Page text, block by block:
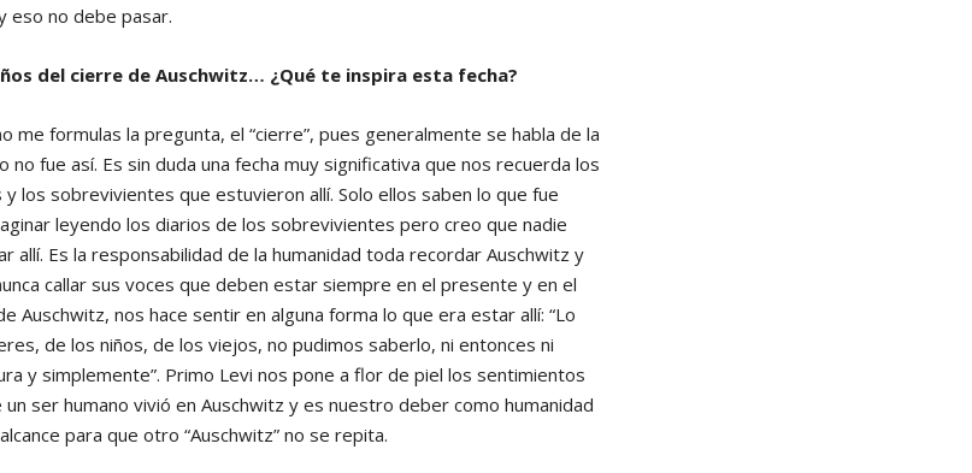
eso no debe pasar.
del cierre de Auschwitz… ¿Qué te inspira esta fecha?
me formulas la pregunta, el “cierre”, pues generalmente se habla de la
fue así. Es sin duda una fecha muy significativa que nos recuerda los
los sobrevivientes que estuvieron allí. Solo ellos saben lo que fue
leyendo los diarios de los sobrevivientes pero creo que nadie
allí. Es la responsabilidad de la humanidad toda recordar Auschwitz y
callar sus voces que deben estar siempre en el presente y en el
Auschwitz, nos hace sentir en alguna forma lo que era estar allí: “Lo
de los niños, de los viejos, no pudimos saberlo, ni entonces ni
y simplemente”. Primo Levi nos pone a flor de piel los sentimientos
ser humano vivió en Auschwitz y es nuestro deber como humanidad
para que otro “Auschwitz” no se repita.